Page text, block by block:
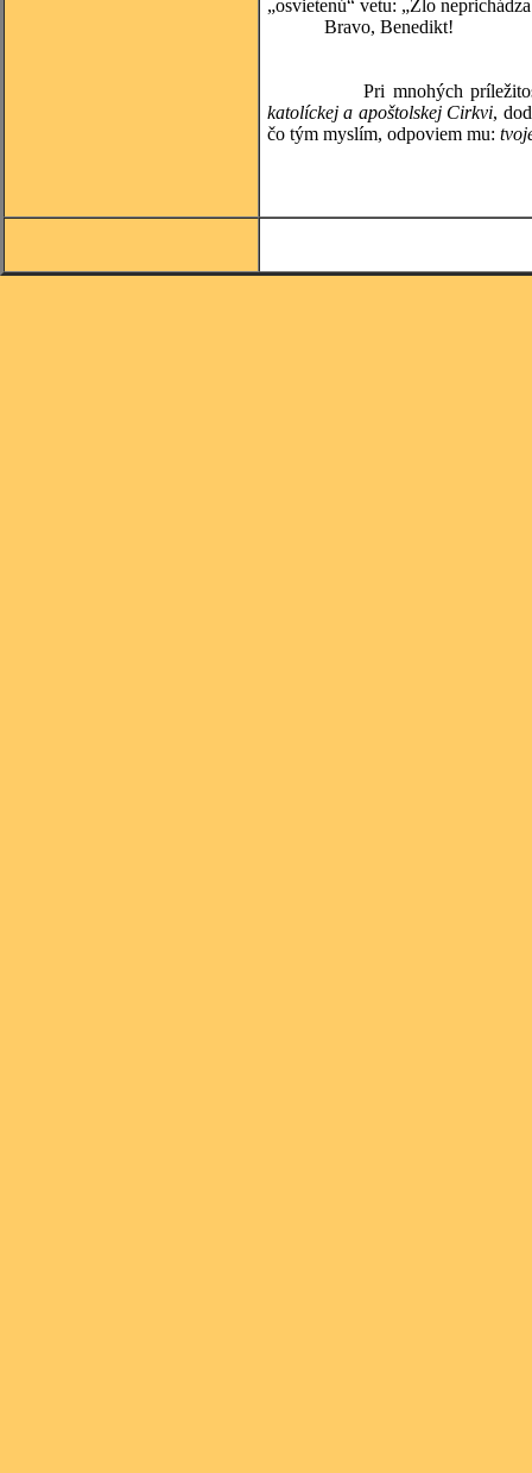
„osvietenú“ vetu: „Zlo
Bravo, Benedikt!
Pri mnohých
katolíckej a apoštolskej Cirkvi,
čo tým myslím, odpoviem mu: